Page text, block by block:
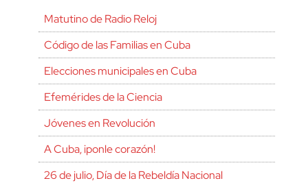
Matutino de Radio Reloj
Código de las Familias en Cuba
Elecciones municipales en Cuba
Efemérides de la Ciencia
Jóvenes en Revolución
A Cuba, ¡ponle corazón!
26 de julio, Día de la Rebeldía Nacional